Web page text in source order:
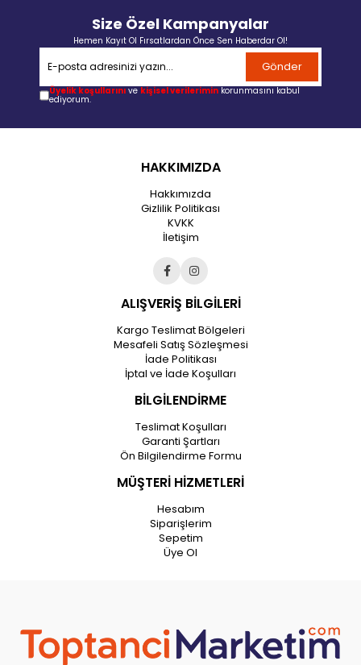
Size Özel Kampanyalar
Hemen Kayıt Ol Fırsatlardan Önce Sen Haberdar Ol!
Gönder
Üyelik koşullarını ve kişisel verilerimin korunmasını kabul
ediyorum.
HAKKIMIZDA
Hakkımızda
Gizlilik Politikası
KVKK
İletişim
ALIŞVERİŞ BİLGİLERİ
Kargo Teslimat Bölgeleri
Mesafeli Satış Sözleşmesi
İade Politikası
İptal ve İade Koşulları
BİLGİLENDİRME
Teslimat Koşulları
Garanti Şartları
Ön Bilgilendirme Formu
MÜŞTERİ HİZMETLERİ
Hesabım
Siparişlerim
Sepetim
Üye Ol